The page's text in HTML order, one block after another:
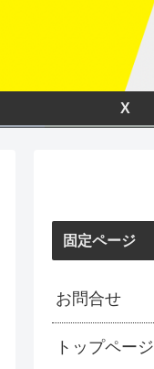
X
固定ページ
お問合せ
トップページ